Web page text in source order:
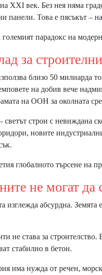
XXI век. Без нея няма
панели. Това е пясъкът –
парадокс на
за
близо 50 милиарда
на добив вече
на ООН за околната
светът строи с невиждана
новите
глобалното търсене на
не могат да
изглежда абсурдна.
не става за
стабилно в бетон.
има нужда от речен,